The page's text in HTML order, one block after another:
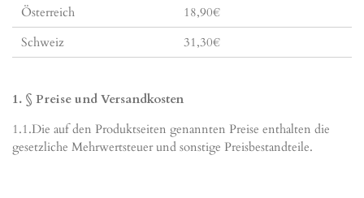
Österreich
18,90€
Schweiz
31,30€
1. § Preise und Versandkosten
1.1.Die auf den Produktseiten genannten Preise enthalten die
gesetzliche Mehrwertsteuer und sonstige Preisbestandteile.